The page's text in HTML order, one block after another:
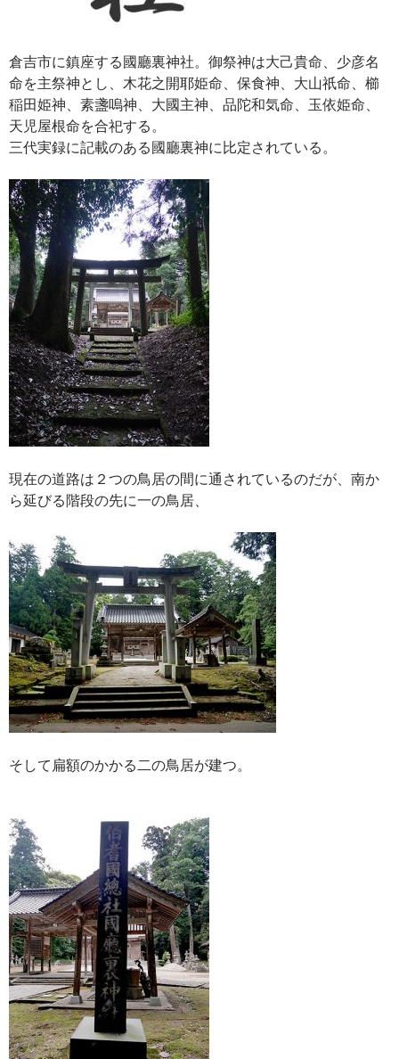
倉吉市に鎮座する國廳裏神社。御祭神は大己貴命、少彦名
命を主祭神とし、木花之開耶姫命、保食神、大山祇命、櫛
稲田姫神、素盞嗚神、大國主神、品陀和気命、玉依姫命、
天児屋根命を合祀する。
三代実録に記載のある國廳裏神に比定されている。
現在の道路は２つの鳥居の間に通されているのだが、南か
ら延びる階段の先に一の鳥居、
そして扁額のかかる二の鳥居が建つ。